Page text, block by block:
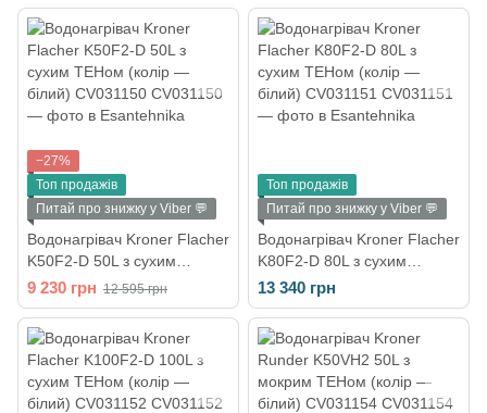
−27%
Топ продажів
Питай про знижку у Viber 💬
Водонагрівач Kroner Flacher
K50F2-D 50L з сухим
ТЕНом (колір — білий)
CV031150
9 230 грн 12 595 грн
Топ продажів
Питай про знижку у Viber 💬
Водонагрівач Kroner Flacher
K80F2-D 80L з сухим
ТЕНом (колір — білий)
CV031151
13 340 грн